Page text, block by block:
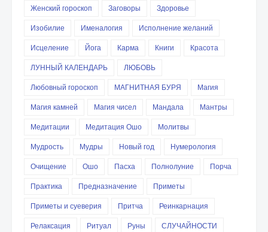
Женский гороскоп
Заговоры
Здоровье
Изобилие
Именалогия
Исполнение желаний
Исцеление
Йога Карма Книги
Красота
ЛУННЫЙ КАЛЕНДАРЬ
ЛЮБОВЬ
Любовный гороскоп
МАГНИТНАЯ БУРЯ
Магия
Магия камней
Магия чисел Мандала
Мантры
Медитации
Медитация Ошо
Молитвы
Мудрость
Мудры Новый год
Нумерология
Очищение
Ошо Пасха Полнолуние
Порча
Практика
Предназначение
Приметы
Приметы и суеверия
Притча
Реинкарнация
Релаксация
Ритуал Руны
СЛУЧАЙНОСТИ